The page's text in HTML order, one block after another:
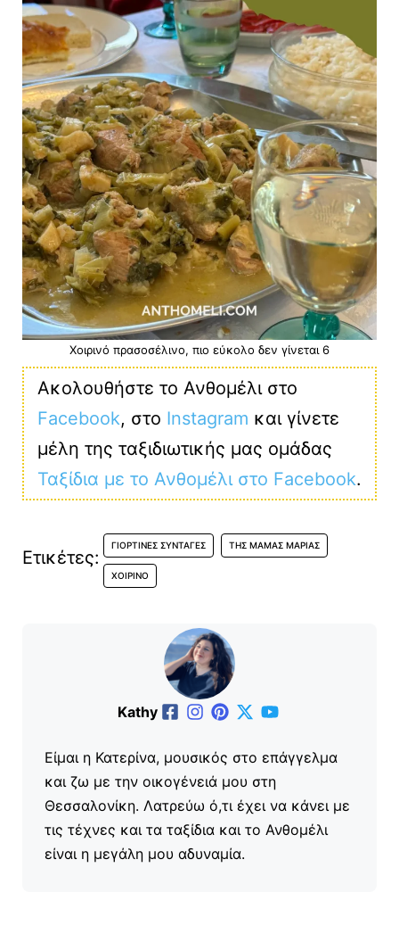
Χοιρινό πρασοσέλινο, πιο εύκολο δεν γίνεται 6
Ακολουθήστε το Ανθομέλι στο
Facebook, στο Instagram και γίνετε
μέλη της ταξιδιωτικής μας ομάδας
Ταξίδια με το Ανθομέλι στο Facebook.
Ετικέτες:
ΓΙΟΡΤΙΝΈΣ ΣΥΝΤΑΓΈΣ ΤΗΣ ΜΑΜΆΣ ΜΑΡΊΑΣ
ΧΟΙΡΙΝΌ
Kathy
Είμαι η Κατερίνα, μουσικός στο επάγγελμα
και ζω με την οικογένειά μου στη
Θεσσαλονίκη. Λατρεύω ό,τι έχει να κάνει με
τις τέχνες και τα ταξίδια και το Ανθομέλι
είναι η μεγάλη μου αδυναμία.